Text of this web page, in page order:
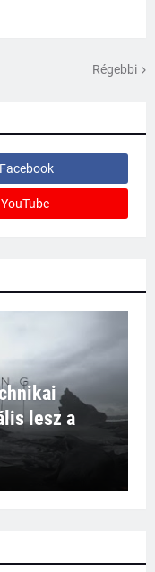
Régebbi
Facebook
YouTube
lesz a